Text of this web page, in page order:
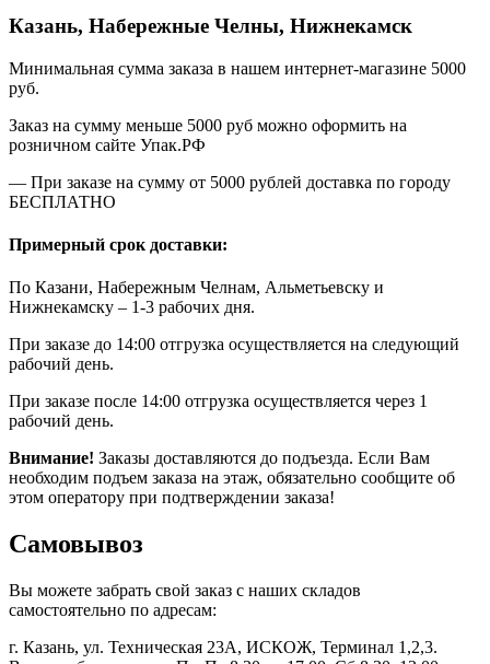
Казань, Набережные Челны, Нижнекамск
Минимальная сумма заказа в нашем интернет-магазине 5000
руб.
Заказ на сумму меньше 5000 руб можно оформить на
розничном сайте Упак.РФ
— При заказе на сумму от 5000 рублей доставка по городу
БЕСПЛАТНО
Примерный срок доставки:
По Казани, Набережным Челнам, Альметьевску и
Нижнекамску – 1-3 рабочих дня.
При заказе до 14:00 отгрузка осуществляется на следующий
рабочий день.
При заказе после 14:00 отгрузка осуществляется через 1
рабочий день.
Внимание! Заказы доставляются до подъезда. Если Вам
необходим подъем заказа на этаж, обязательно сообщите об
этом оператору при подтверждении заказа!
Самовывоз
Вы можете забрать свой заказ с наших складов
самостоятельно по адресам:
г. Казань, ул. Техническая 23А, ИСКОЖ, Терминал 1,2,3.